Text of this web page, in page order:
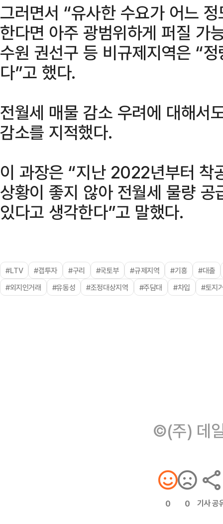
그러면서 “유사한 수요가 어느
한다면 아주 광범위하게 퍼질 가
수원 권선구 등 비규제지역은 “
다”고 했다.
전월세 매물 감소 우려에 대해서
감소를 지적했다.
이 과장은 “지난 2022년부터 착
상황이 좋지 않아 전월세 물량
있다고 생각한다”고 말했다.
#LTV #갭투자 #구리 #국토부 #규제지역 #기흥
#대출
#외지인거래
#유동성 #조정대상지역 #주담대 #차입 #토지
©(주) 데
0 0 기사 공